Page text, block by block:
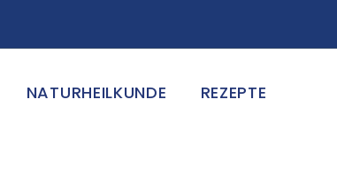
NATURHEILKUNDE REZEPTE